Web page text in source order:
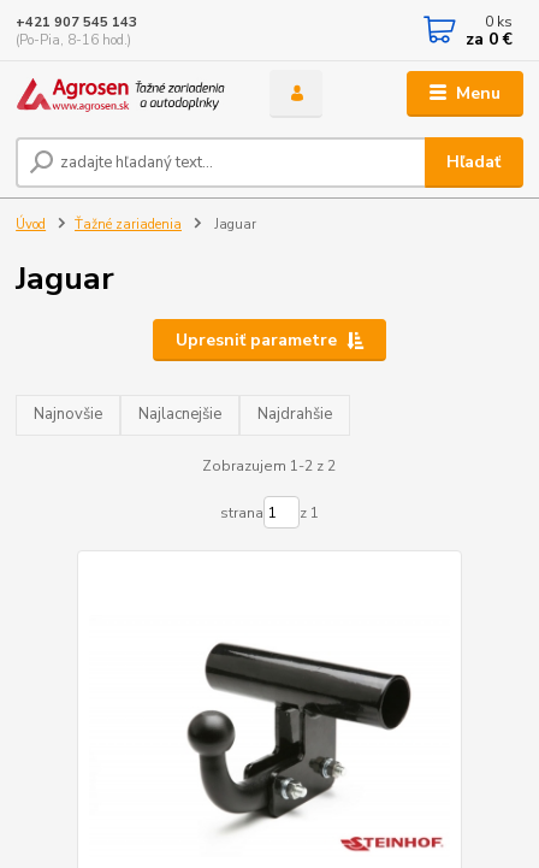
Menu
Hľadať
+421 907 545 143
(Po-Pia, 8-16 hod.)
0 ks
za 0 €
Úvod Ťažné zariadenia Jaguar
Jaguar
Upresniť parametre
Najnovšie Najlacnejšie Najdrahšie
Zobrazujem 1-2 z 2
strana z 1